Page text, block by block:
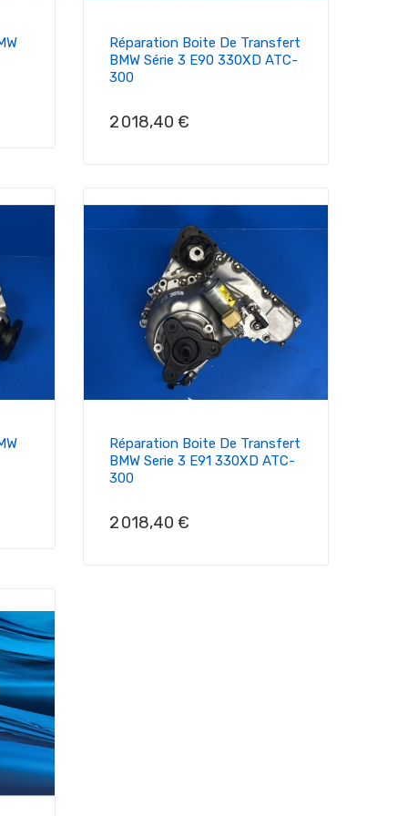
Réparation Boite De Transfert
BMW Série 3 E90 330XD ATC-
300
Prix
2 018,40 €
Réparation Boite De Transfert
BMW Serie 3 E91 330XD ATC-
300
Prix
2 018,40 €